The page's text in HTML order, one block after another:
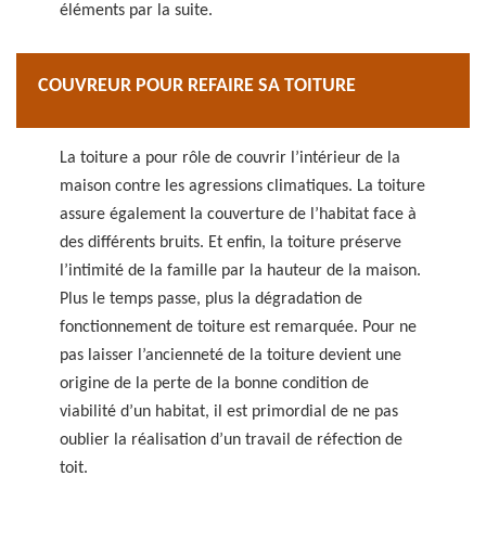
éléments par la suite.
COUVREUR POUR REFAIRE SA TOITURE
La toiture a pour rôle de couvrir l’intérieur de la
maison contre les agressions climatiques. La toiture
assure également la couverture de l’habitat face à
des différents bruits. Et enfin, la toiture préserve
l’intimité de la famille par la hauteur de la maison.
Plus le temps passe, plus la dégradation de
fonctionnement de toiture est remarquée. Pour ne
pas laisser l’ancienneté de la toiture devient une
origine de la perte de la bonne condition de
viabilité d’un habitat, il est primordial de ne pas
oublier la réalisation d’un travail de réfection de
toit.